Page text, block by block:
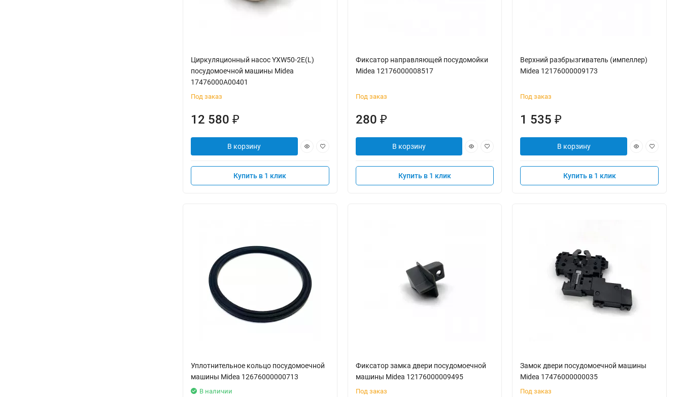
Циркуляционный насос YXW50-2E(L)
посудомоечной машины Midea
17476000A00401
Под заказ
12 580 ₽
В корзину
Купить в 1 клик
Фиксатор направляющей посудомойки
Midea 12176000008517
Под заказ
280 ₽
В корзину
Купить в 1 клик
Верхний разбрызгиватель (импеллер)
Midea 12176000009173
Под заказ
1 535₽
В корзину
Купить в 1 клик
Уплотнительное кольцо посудомоечной
машины Midea 12676000000713
В наличии
Фиксатор замка двери посудомоечной
машины Midea 12176000009495
Под заказ
Замок двери посудомоечной машины
Midea 17476000000035
Под заказ